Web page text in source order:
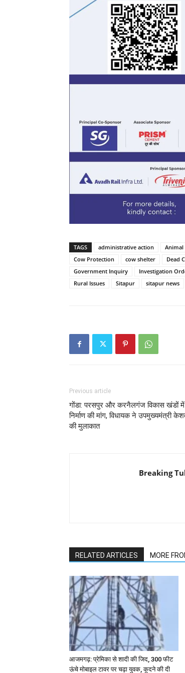
TAGS administrative action Animal
Cow Protection
cow shelter Dead
Government Inquiry
Investigation
Rural Issues
Sitapur sitapur news
Previous article
गोंडा: परसपुर और करनैलगंज विकास खंडों में
निर्माण की मांग, विधायक ने उपमुख्यमंत्री
की मुलाकात
Breaking
RELATED ARTICLES MORE
आजमगढ़: प्रेमिका से शादी की जिद, 300 फीट
ऊंचे मोबाइल टावर पर चढ़ा युवक, कूदने की दी